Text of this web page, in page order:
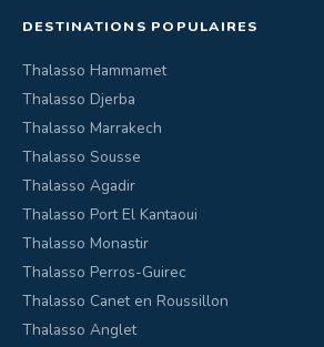
DESTINATIONS POPULAIRES
Thalasso Hammamet
Thalasso Djerba
Thalasso Marrakech
Thalasso Sousse
Thalasso Agadir
Thalasso Port El Kantaoui
Thalasso Monastir
Thalasso Perros-Guirec
Thalasso Canet en Roussillon
Thalasso Anglet